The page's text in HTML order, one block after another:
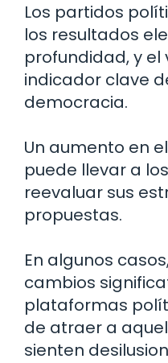
Los partidos
los resultados
profundidad, y el
indicador clave
democracia.
Un aumento en
puede llevar a
reevaluar sus
propuestas.
En algunos
cambios
plataformas
de atraer a
sienten